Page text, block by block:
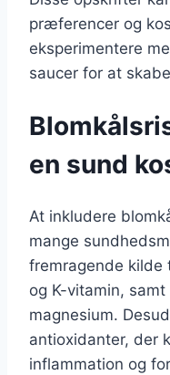
præferencer og
eksperimentere
saucer for at
en sund
At inkludere
mange
fremragende kilde
og K-vitamin,
magnesium.
antioxidanter, der
inflammation og